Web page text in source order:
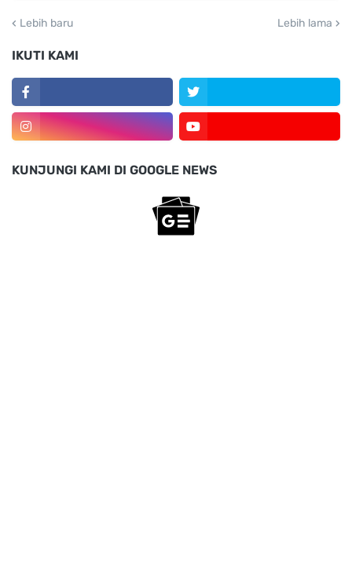
Lebih baru Lebih lama
IKUTI KAMI
KUNJUNGI KAMI DI GOOGLE NEWS